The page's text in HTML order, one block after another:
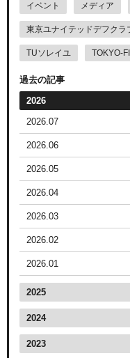
イベント メディア
東京ユナイテッドデフクラ
TUソレイユ TOKYO-
過去の記事
2026
2026.07
2026.06
2026.05
2026.04
2026.03
2026.02
2026.01
2025
2024
2023